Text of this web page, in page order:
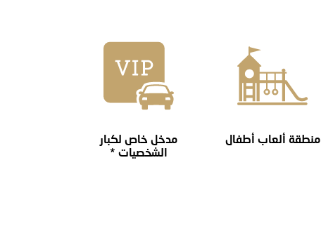
منطقة ألعاب أطفال
مدخل خاص لكبار
الشخصيات *